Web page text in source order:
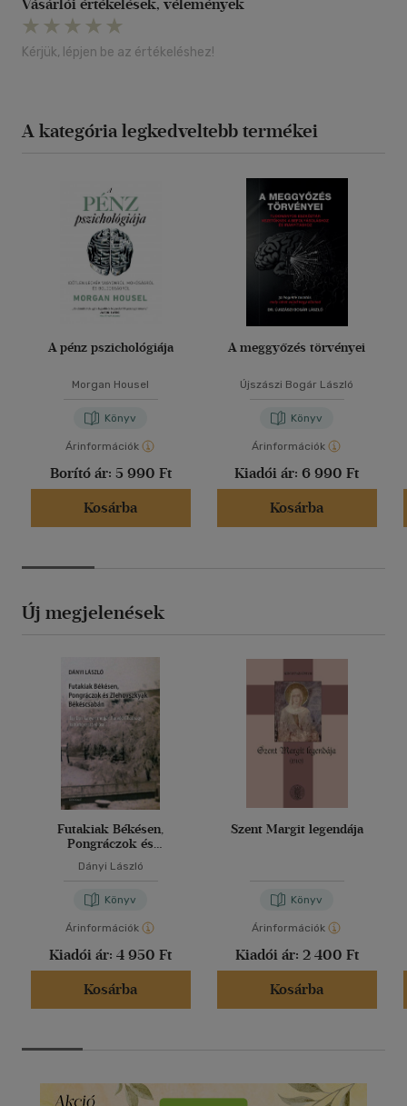
Vásárlói értékelések, vélemények
Kérjük, lépjen be az értékeléshez!
A kategória legkedveltebb termékei
A pénz pszichológiája
Morgan Housel
Könyv
Árinformációk
Borító ár: 5 990 Ft
Kosárba
A meggyőzés törvényei
Újszászi Bogár László
Könyv
Árinformációk
Kiadói ár: 6 990 Ft
Kosárba
Új megjelenések
Futakiak Békésen,
Pongráczok és
Békéscsabán
Dányi László
Könyv
Árinformációk
Kiadói ár: 4 950 Ft
Kosárba
Szent Margit legendája
Könyv
Árinformációk
Kiadói ár: 2 400 Ft
Kosárba